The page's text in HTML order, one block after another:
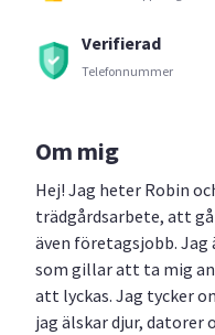
Verifierad
Telefonnummer
Om mig
Hej! Jag heter Robin
trädgårdsarbete, att
även företagsjobb. Jag
som gillar att ta mig
att lyckas. Jag tycker
jag älskar djur, datorer